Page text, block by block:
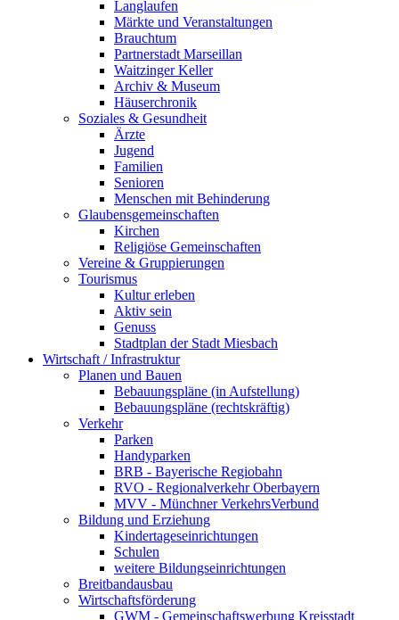
Langlaufen
Märkte und Veranstaltungen
Brauchtum
Partnerstadt Marseillan
Waitzinger Keller
Archiv & Museum
Häuserchronik
Soziales & Gesundheit
Ärzte
Jugend
Familien
Senioren
Menschen mit Behinderung
Glaubensgemeinschaften
Kirchen
Religiöse Gemeinschaften
Vereine & Gruppierungen
Tourismus
Kultur erleben
Aktiv sein
Genuss
Stadtplan der Stadt Miesbach
Wirtschaft / Infrastruktur
Planen und Bauen
Bebauungspläne (in Aufstellung)
Bebauungspläne (rechtskräftig)
Verkehr
Parken
Handyparken
BRB - Bayerische Regiobahn
RVO - Regionalverkehr Oberbayern
MVV - Münchner VerkehrsVerbund
Bildung und Erziehung
Kindertageseinrichtungen
Schulen
weitere Bildungseinrichtungen
Breitbandausbau
Wirtschaftsförderung
GWM - Gemeinschaftswerbung Kreisstadt